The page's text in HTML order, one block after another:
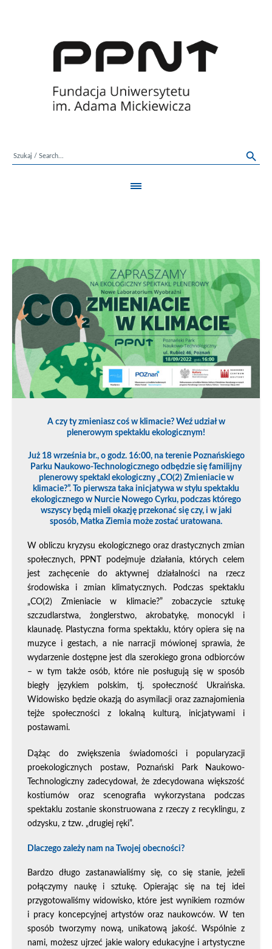
A czy ty zmieniasz coś w klimacie? Weź udział w
plenerowym spektaklu ekologicznym!
Już 18 września br., o godz. 16:00, na terenie Poznańskiego
Parku Naukowo-Technologicznego odbędzie się familijny
plenerowy spektakl ekologiczny „CO(2) Zmieniacie w
klimacie?”. To pierwsza taka inicjatywa w stylu spektaklu
ekologicznego w Nurcie Nowego Cyrku, podczas którego
wszyscy będą mieli okazję przekonać się czy, i w jaki
sposób, Matka Ziemia może zostać uratowana.
W obliczu kryzysu ekologicznego oraz drastycznych zmian
społecznych, PPNT podejmuje działania, których celem
jest zachęcenie do aktywnej działalności na rzecz
środowiska i zmian klimatycznych. Podczas spektaklu
„CO(2) Zmieniacie w klimacie?” zobaczycie sztukę
szczudlarstwa, żonglerstwo, akrobatykę, monocykl i
klaunadę. Plastyczna forma spektaklu, który opiera się na
muzyce i gestach, a nie narracji mówionej sprawia, że
wydarzenie dostępne jest dla szerokiego grona odbiorców
– w tym także osób, które nie posługują się w sposób
biegły językiem polskim, tj. społeczność Ukraińska.
Widowisko będzie okazją do asymilacji oraz zaznajomienia
tejże społeczności z lokalną kulturą, inicjatywami i
postawami.
Dążąc do zwiększenia świadomości i popularyzacji
proekologicznych postaw, Poznański Park Naukowo-
Technologiczny zadecydował, że zdecydowana większość
kostiumów oraz scenografia wykorzystana podczas
spektaklu zostanie skonstruowana z rzeczy z recyklingu, z
odzysku, z tzw. „drugiej ręki”.
Dlaczego zależy nam na Twojej obecności?
Bardzo długo zastanawialiśmy się, co się stanie, jeżeli
połączymy naukę i sztukę. Opierając się na tej idei
przygotowaliśmy widowisko, które jest wynikiem rozmów
i pracy koncepcyjnej artystów oraz naukowców. W ten
sposób tworzymy nową, unikatową jakość. Wspólnie z
nami, możesz ujrzeć jakie walory edukacyjne i artystyczne